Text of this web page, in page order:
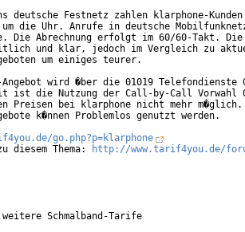
deutsche Festnetz zahlen klarphone-
die Uhr. Anrufe in deutsche
Die Abrechnung erfolgt im 60/60-Takt.
und klar, jedoch im Vergleich zu
um einiges teurer.
wird �ber die 01019 Telefondienste
ist die Nutzung der Call-by-Call Vorwahl
Preisen bei klarphone nicht mehr m�glich.
k�nnen Problemlos genutzt werden.
go.php?p=klarphone
diesem Thema:
http://www.tarif4you.de/
weitere Schmalband-Tarife